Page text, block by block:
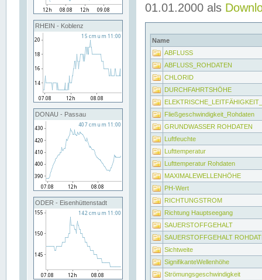
RHEIN - Koblenz
DONAU - Passau
ODER - Eisenhüttenstadt
01.01.2000 als
Name
ABFLUSS
ABFLUSS_ROHDATEN
CHLORID
DURCHFAHRTSHÖHE
Fließgeschwindigkeit_Rohdaten
GRUNDWASSER ROHDATEN
Luftfeuchte
Lufttemperatur
Lufttemperatur Rohdaten
MAXIMALEWELLENHÖHE
PH-Wert
RICHTUNGSTROM
Richtung Hauptseegang
SAUERSTOFFGEHALT
SAUERSTOFFGEHALT
Sichtweite
SignifikanteWellenhöhe
Strömungsgeschwindigkeit